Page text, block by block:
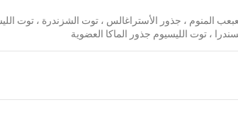
المنوم ، جذور الأستراغالس ، توت الشزندرة ، توت
، توت الليسيوم جذور الماكا العضوية